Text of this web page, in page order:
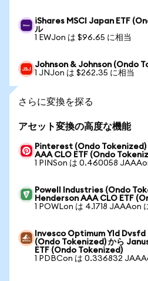
iShares MSCI Japan ETF
ル
1 EWJon は $96.65 に相当
Johnson & Johnson (Ondo
1 JNJon は $262.35 に相当
さらに変換を探る
アセット変換の高度な機能
Pinterest (Ondo Tokenized)
AAA CLO ETF (Ondo
1 PINSon は 0.460058
Powell Industries (Ondo
Henderson AAA CLO ETF
1 POWLon は 4.1718 JAAAon
Invesco Optimum Yld Dvsfd
(Ondo Tokenized) から
ETF (Ondo Tokenized)
1 PDBCon は 0.336832